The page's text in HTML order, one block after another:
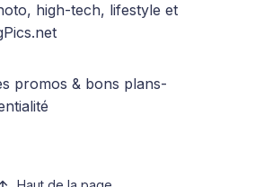
high-tech, lifestyle et
promos & bons plans-